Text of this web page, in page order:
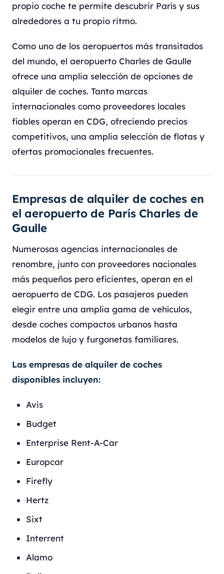
propio coche te permite descubrir París y sus
alrededores a tu propio ritmo.
Como uno de los aeropuertos más transitados
del mundo, el aeropuerto Charles de Gaulle
ofrece una amplia selección de opciones de
alquiler de coches. Tanto marcas
internacionales como proveedores locales
fiables operan en CDG, ofreciendo precios
competitivos, una amplia selección de flotas y
ofertas promocionales frecuentes.
Empresas de alquiler de coches en
el aeropuerto de París Charles de
Gaulle
Numerosas agencias internacionales de
renombre, junto con proveedores nacionales
más pequeños pero eficientes, operan en el
aeropuerto de CDG. Los pasajeros pueden
elegir entre una amplia gama de vehículos,
desde coches compactos urbanos hasta
modelos de lujo y furgonetas familiares.
Las empresas de alquiler de coches
disponibles incluyen:
Avis
Budget
Enterprise Rent-A-Car
Europcar
Firefly
Hertz
Sixt
Interrent
Alamo